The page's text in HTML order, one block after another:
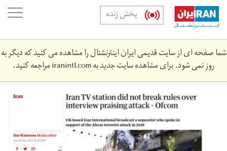
Skip
main
content
پخش زنده
شما صفحه ای از سایت قدیمی ایران اینترنشنال را مشاهده می کنید که دیگر به
روز نمی شود. برای مشاهده سایت جدید بهiranintl.comمراجعه کنید.
capture.jpg